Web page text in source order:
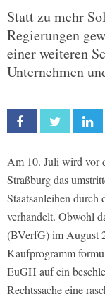
Statt zu mehr
Regierungen
einer weiteren
Unternehmen
Facebook Twitter
Am 10. Juli wird vor
Straßburg das
Staatsanleihen
verhandelt. Obwohl
(BVerfG) im August
Kaufprogramm
EuGH auf ein
Rechtssache eine